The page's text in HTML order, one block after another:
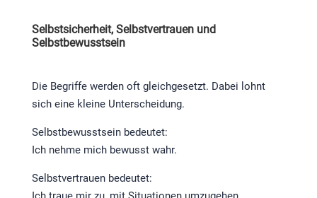
Selbstsicherheit, Selbstvertrauen und
Selbstbewusstsein
Die Begriffe werden oft gleichgesetzt. Dabei lohnt
sich eine kleine Unterscheidung.
Selbstbewusstsein bedeutet:
Ich nehme mich bewusst wahr.
Selbstvertrauen bedeutet: